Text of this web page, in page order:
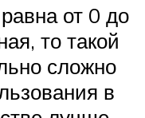
от 0 до
то такой
сложно
в